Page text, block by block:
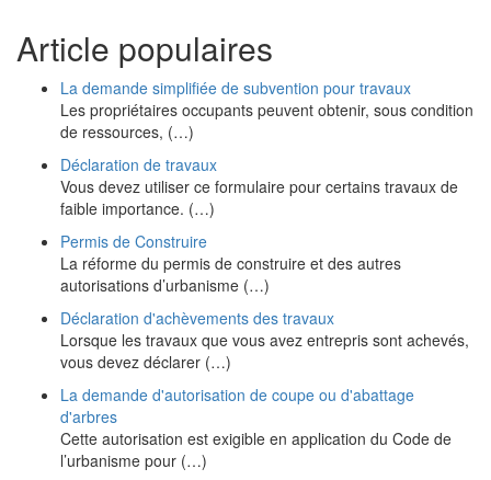
Article populaires
La demande simplifiée de subvention pour travaux
Les propriétaires occupants peuvent obtenir, sous condition
de ressources, (…)
Déclaration de travaux
Vous devez utiliser ce formulaire pour certains travaux de
faible importance. (…)
Permis de Construire
La réforme du permis de construire et des autres
autorisations d’urbanisme (…)
Déclaration d'achèvements des travaux
Lorsque les travaux que vous avez entrepris sont achevés,
vous devez déclarer (…)
La demande d'autorisation de coupe ou d'abattage
d'arbres
Cette autorisation est exigible en application du Code de
l’urbanisme pour (…)